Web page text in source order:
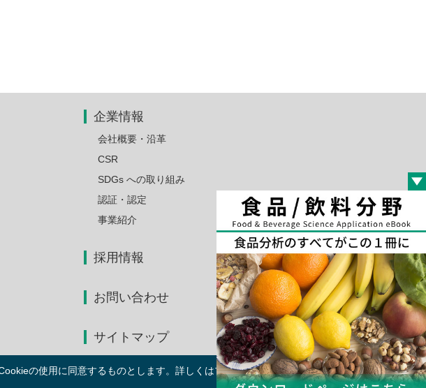
の使用に同意するものとします。詳しくはプライバシーポリシーを
承知しました
企業情報
会社概要・沿革
CSR
SDGs への取り組み
認証・認定
事業紹介
採用情報
お問い合わせ
サイトマップ